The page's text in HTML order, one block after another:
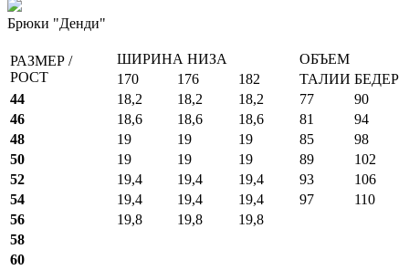
Брюки "Денди"
РАЗМЕР /
РОСТ
ШИРИНА НИЗА
ОБЪЕМ
170
176 182 ТАЛИИ БЕДЕР
44
18,2 18,2 18,2 77
90
46
18,6 18,6 18,6 81
94
48
19 19 19 85
98
50
19 19 19 89
102
52
19,4 19,4 19,4 93
106
54
19,4 19,4 19,4 97
110
56
19,8 19,8
19,8
58
60